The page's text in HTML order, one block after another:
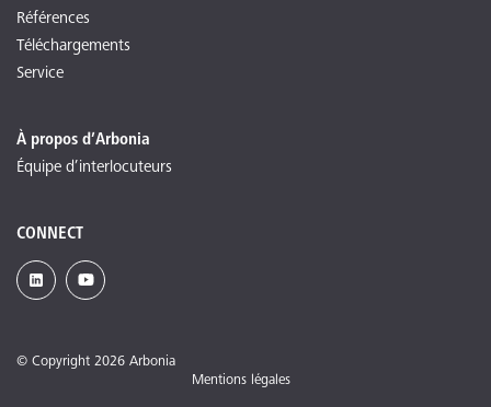
Références
Téléchargements
Service
À propos d’Arbonia
Équipe d’interlocuteurs
CONNECT
© Copyright 2026 Arbonia
Mentions légales